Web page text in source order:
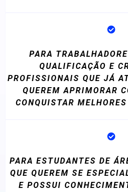
PARA
QUALIFICAÇÃO E
PROFISSIONAIS QUE JÁ
QUEREM APRIMORAR
CONQUISTAR
PARA ESTUDANTES DE
QUE QUEREM SE
E POSSUI